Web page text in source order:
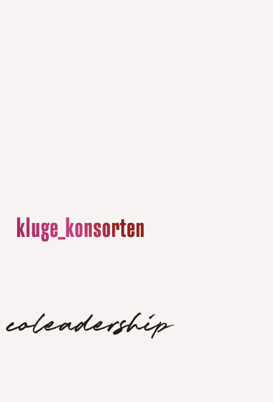
coleadership